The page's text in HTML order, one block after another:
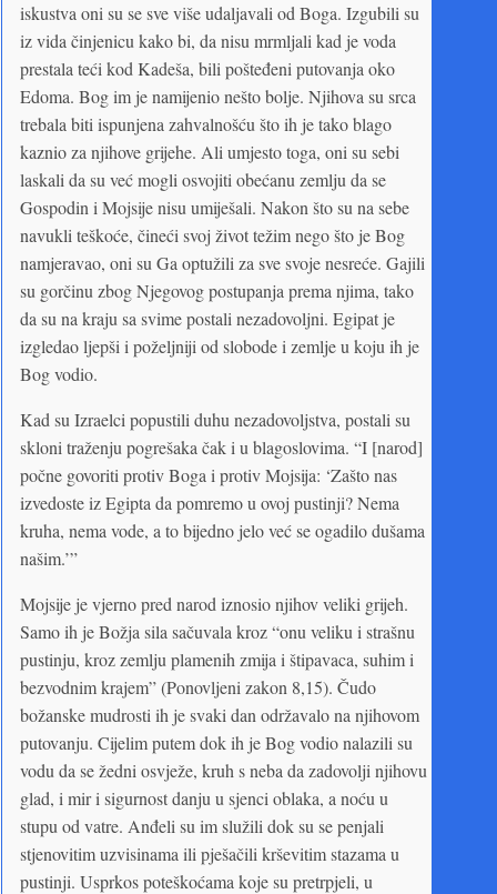
iskustva oni su se sve više udaljavali od Boga. Izgubili su
iz vida činjenicu kako bi, da nisu mrmljali kad je voda
prestala teći kod Kadeša, bili pošteđeni putovanja oko
Edoma. Bog im je namijenio nešto bolje. Njihova su srca
trebala biti ispunjena zahvalnošću što ih je tako blago
kaznio za njihove grijehe. Ali umjesto toga, oni su sebi
laskali da su već mogli osvojiti obećanu zemlju da se
Gospodin i Mojsije nisu umiješali. Nakon što su na sebe
navukli teškoće, čineći svoj život težim nego što je Bog
namjeravao, oni su Ga optužili za sve svoje nesreće. Gajili
su gorčinu zbog Njegovog postupanja prema njima, tako
da su na kraju sa svime postali nezadovoljni. Egipat je
izgledao ljepši i poželjniji od slobode i zemlje u koju ih je
Bog vodio.
Kad su Izraelci popustili duhu nezadovoljstva, postali su
skloni traženju pogrešaka čak i u blagoslovima. “I [narod]
počne govoriti protiv Boga i protiv Mojsija: ‘Zašto nas
izvedoste iz Egipta da pomremo u ovoj pustinji? Nema
kruha, nema vode, a to bijedno jelo već se ogadilo dušama
našim.’”
Mojsije je vjerno pred narod iznosio njihov veliki grijeh.
Samo ih je Božja sila sačuvala kroz “onu veliku i strašnu
pustinju, kroz zemlju plamenih zmija i štipavaca, suhim i
bezvodnim krajem” (Ponovljeni zakon 8,15). Čudo
božanske mudrosti ih je svaki dan održavalo na njihovom
putovanju. Cijelim putem dok ih je Bog vodio nalazili su
vodu da se žedni osvježe, kruh s neba da zadovolji njihovu
glad, i mir i sigurnost danju u sjenci oblaka, a noću u
stupu od vatre. Anđeli su im služili dok su se penjali
stjenovitim uzvisinama ili pješačili krševitim stazama u
pustinji. Usprkos poteškoćama koje su pretrpjeli, u